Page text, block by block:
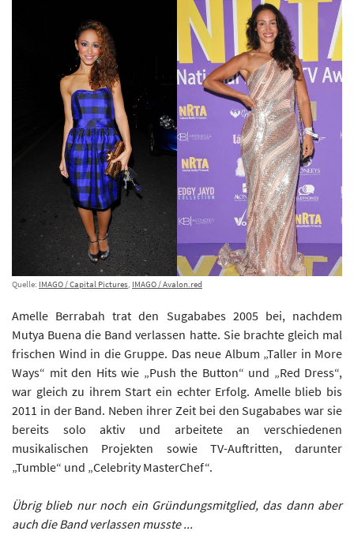
Quelle: IMAGO / Capital Pictures IMAGO / Avalon.red
Amelle Berrabah trat den Sugababes 2005 bei, nachdem
Mutya Buena die Band verlassen hatte. Sie brachte gleich mal
frischen Wind in die Gruppe. Das neue Album „Taller in More
Ways“ mit den Hits wie „Push the Button“ und „Red Dress“,
war gleich zu ihrem Start ein echter Erfolg. Amelle blieb bis
2011 in der Band. Neben ihrer Zeit bei den Sugababes war sie
bereits solo aktiv und arbeitete an verschiedenen
musikalischen Projekten sowie TV-Auftritten, darunter
„Tumble“ und „Celebrity MasterChef“.
Übrig blieb nur noch ein Gründungsmitglied, das dann aber
auch die Band verlassen musste ...